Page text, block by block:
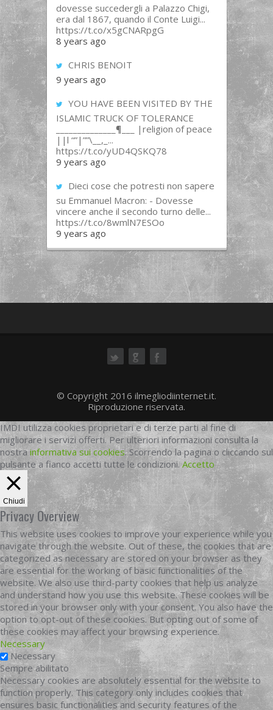
dovesse succedergli a Palazzo Chigi,
era dal 1867, quando il Conte Luigi...
https://t.co/x5gCNARpgG
8 years ago
CHRIS BENOIT
9 years ago
YOU HAVE BEEN VISITED BY THE
ISLAMIC TRUCK OF TOLERANCE
______________¶___ |religion of peace
||l “”|””\__,_...
https://t.co/yUD4QSKQ78
9 years ago
Dieci cose che potresti non sapere
su Emmanuel Macron: - Dovesse
vincere anche il secondo turno delle...
https://t.co/8wmlN7ESOo
9 years ago
© Copyright 2016 ilmegliodiinternet.it.
Riproduzione riservata.
IMDI utilizza cookies proprietari e di terze parti al fine di
migliorare i servizi offerti. Per ulteriori informazioni consulta la
nostrainformativa sui cookies. Scorrendo la pagina o cliccando sul
pulsante a fianco accetti tutte le condizioni.Accetto
Chiudi
Privacy Overview
This website uses cookies to improve your experience while you
navigate through the website. Out of these, the cookies that are
categorized as necessary are stored on your browser as they
are essential for the working of basic functionalities of the
website. We also use third-party cookies that help us analyze
and understand how you use this website. These cookies will be
stored in your browser only with your consent. You also have the
option to opt-out of these cookies. But opting out of some of
these cookies may affect your browsing experience.
Necessary
Necessary
Sempre abilitato
Necessary cookies are absolutely essential for the website to
function properly. This category only includes cookies that
ensures basic functionalities and security features of the